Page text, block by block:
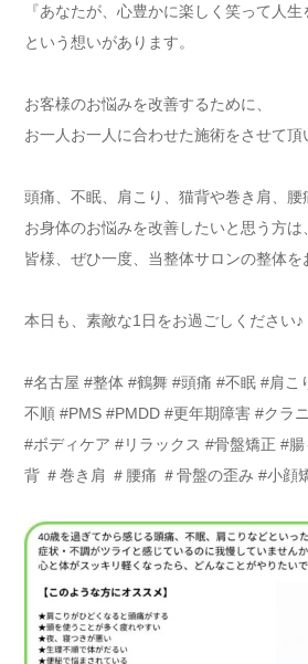
『あなたが、心豊かに楽しく笑って人生
という想いがあります。
お客様のお悩みを改善するために、
お一人お一人に合わせた施術をさせて頂
頭痛、不眠、肩こり、猫背や巻き肩、
お身体のお悩みを改善したいと思う方は、
皆様、ぜひ一度、当整体サロンの整体を
本日も、素敵な1日をお過ごしください♪
#名古屋 #整体 #鶴舞 #頭痛 #不眠 #肩こ
不順 #PMS #PMDD #更年期障害 #クラ
#ボディケア #リラックス #骨盤矯正 #
背 ＃巻き肩 ＃腰痛 ＃骨盤の歪み #小顔